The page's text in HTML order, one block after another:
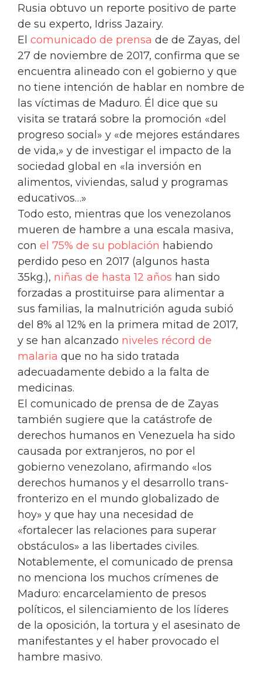
Rusia obtuvo un reporte positivo de parte
de su experto, Idriss Jazairy.
El comunicado de prensa de de Zayas, del
27 de noviembre de 2017, confirma que se
encuentra alineado con el gobierno y que
no tiene intención de hablar en nombre de
las víctimas de Maduro. Él dice que su
visita se tratará sobre la promoción «del
progreso social» y «de mejores estándares
de vida,» y de investigar el impacto de la
sociedad global en «la inversión en
alimentos, viviendas, salud y programas
educativos…»
Todo esto, mientras que los venezolanos
mueren de hambre a una escala masiva,
con el 75% de su población habiendo
perdido peso en 2017 (algunos hasta
35kg.), niñas de hasta 12 años han sido
forzadas a prostituirse para alimentar a
sus familias, la malnutrición aguda subió
del 8% al 12% en la primera mitad de 2017,
y se han alcanzado niveles récord de
malaria que no ha sido tratada
adecuadamente debido a la falta de
medicinas.
El comunicado de prensa de de Zayas
también sugiere que la catástrofe de
derechos humanos en Venezuela ha sido
causada por extranjeros, no por el
gobierno venezolano, afirmando «los
derechos humanos y el desarrollo trans-
fronterizo en el mundo globalizado de
hoy» y que hay una necesidad de
«fortalecer las relaciones para superar
obstáculos» a las libertades civiles.
Notablemente, el comunicado de prensa
no menciona los muchos crímenes de
Maduro: encarcelamiento de presos
políticos, el silenciamiento de los líderes
de la oposición, la tortura y el asesinato de
manifestantes y el haber provocado el
hambre masivo.